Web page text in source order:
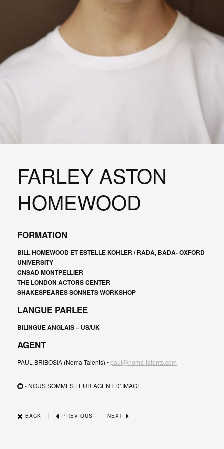
FARLEY ASTON
HOMEWOOD
FORMATION
BILL HOMEWOOD ET ESTELLE KOHLER / RADA, BADA- OXFORD
UNIVERSITY
CNSAD MONTPELLIER
THE LONDON ACTORS CENTER
SHAKESPEARES SONNETS WORKSHOP
LANGUE PARLEE
BILINGUE ANGLAIS – US/UK
AGENT
PAUL BRIBOSIA (Noma Talents) •paul@noma-talents.com
- NOUS SOMMES LEUR AGENT D' IMAGE
BACK | PREVIOUS | NEXT